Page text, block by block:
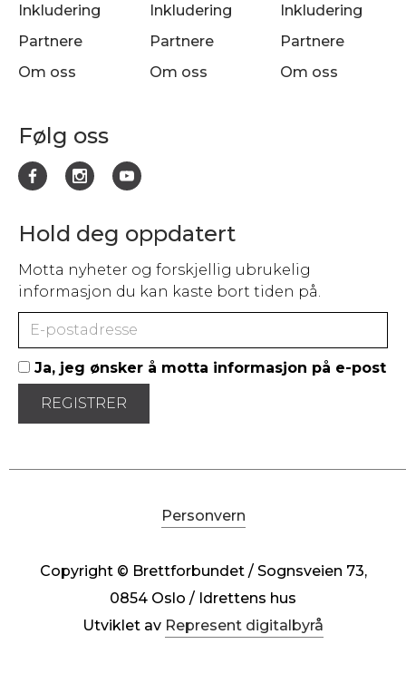
Inkludering
Partnere
Om oss
Inkludering
Partnere
Om oss
Inkludering
Partnere
Om oss
Følg oss
Hold deg oppdatert
Motta nyheter og forskjellig ubrukelig
informasjon du kan kaste bort tiden på.
Ja, jeg ønsker å motta informasjon på e-post
Personvern
Copyright © Brettforbundet / Sognsveien 73,
0854 Oslo / Idrettens hus
Utviklet av Represent digitalbyrå